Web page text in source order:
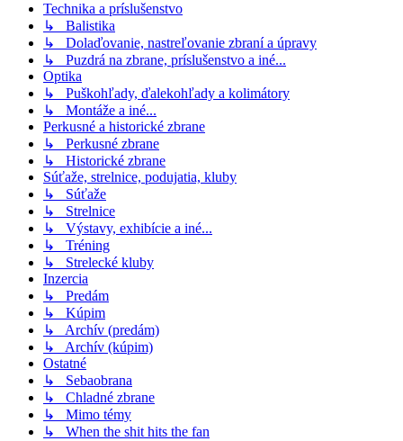
Technika a príslušenstvo
↳ Balistika
↳ Dolaďovanie, nastreľovanie zbraní a úpravy
↳ Puzdrá na zbrane, príslušenstvo a iné...
Optika
↳ Puškohľady, ďalekohľady a kolimátory
↳ Montáže a iné...
Perkusné a historické zbrane
↳ Perkusné zbrane
↳ Historické zbrane
Súťaže, strelnice, podujatia, kluby
↳ Súťaže
↳ Strelnice
↳ Výstavy, exhibície a iné...
↳ Tréning
↳ Strelecké kluby
Inzercia
↳ Predám
↳ Kúpim
↳ Archív (predám)
↳ Archív (kúpim)
Ostatné
↳ Sebaobrana
↳ Chladné zbrane
↳ Mimo témy
↳ When the shit hits the fan